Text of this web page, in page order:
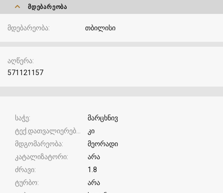
ᲛᲓᲔᲑᲐᲠᲔᲝᲑᲐ
მდებარეობა თბილისი
აღწერა
571121157
საჭე
მარცხნივ
კი
მდგომარეობა
მეორადი
კატალიზატორი
არა
ძრავი
1.8
ტურბო
არა